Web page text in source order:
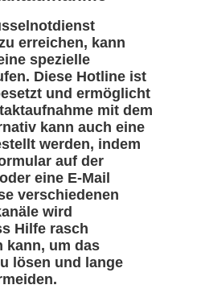
erreichen, kann
spezielle
Diese Hotline ist
und ermöglicht
mit dem
kann auch eine
werden, indem
auf der
eine E-Mail
verschiedenen
wird
Hilfe rasch
kann, um das
lösen und lange